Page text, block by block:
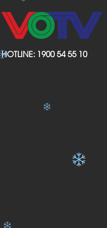
HOTLINE: 1900 54 55 10